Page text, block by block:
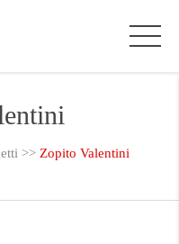
>> Zopito Valentini